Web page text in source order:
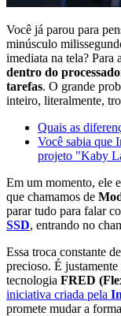
Você já parou para
minúsculo
imediata na tela? Para
dentro do
tarefas. O grande
inteiro, literalmente,
Quais as
Você sabia que
projeto "Kaby
Em um momento, ele
que chamamos de
parar tudo para falar
SSD, entrando no
Essa troca constante
precioso. É
tecnologia FRED
iniciativa criada pela
promete mudar a